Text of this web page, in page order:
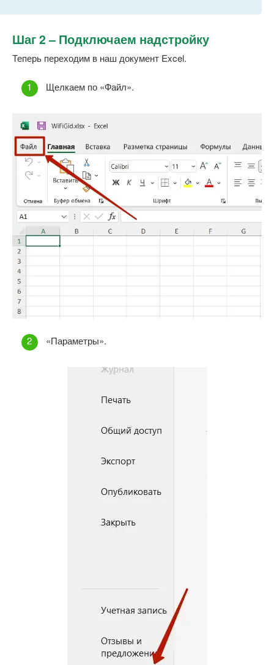
Шаг 2 – Подключаем надстройку
Теперь переходим в наш документ Excel.
Щелкаем по «Файл».
«Параметры».